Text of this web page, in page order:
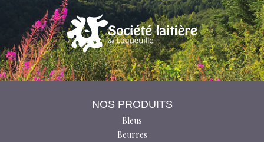
NOS PRODUITS
Bleus
Beurres